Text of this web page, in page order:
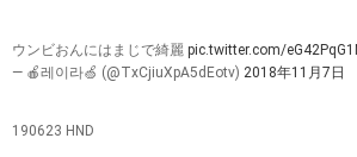
ウンビおんにはまじで綺麗 pic.twitter.com/
— 🍎레이라🍏 (@TxCjiuXpA5dEotv) 2018年11月7日
190623 HND